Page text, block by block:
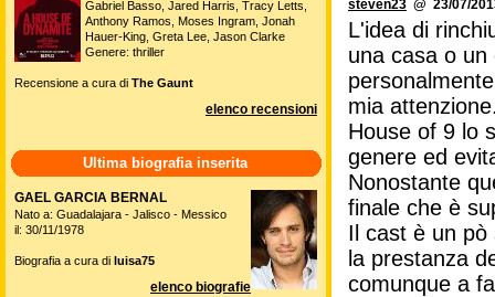
steven23 @ 23/07/
L'idea di
una casa o
mia
House of 9 lo
genere ed
Nonostante
finale che è
Il cast è un pò
la prestanza
comunque a
Gabriel Basso, Jared Harris, Tracy Letts,
Anthony Ramos, Moses Ingram, Jonah
Hauer-King, Greta Lee, Jason Clarke
Genere: thriller
Recensione a cura di The Gaunt
elenco recensioni
Ultima biografia inserita
GAEL GARCIA BERNAL
Nato a: Guadalajara - Jalisco - Messico
il: 30/11/1978
Biografia a cura di luisa75
elenco biografie